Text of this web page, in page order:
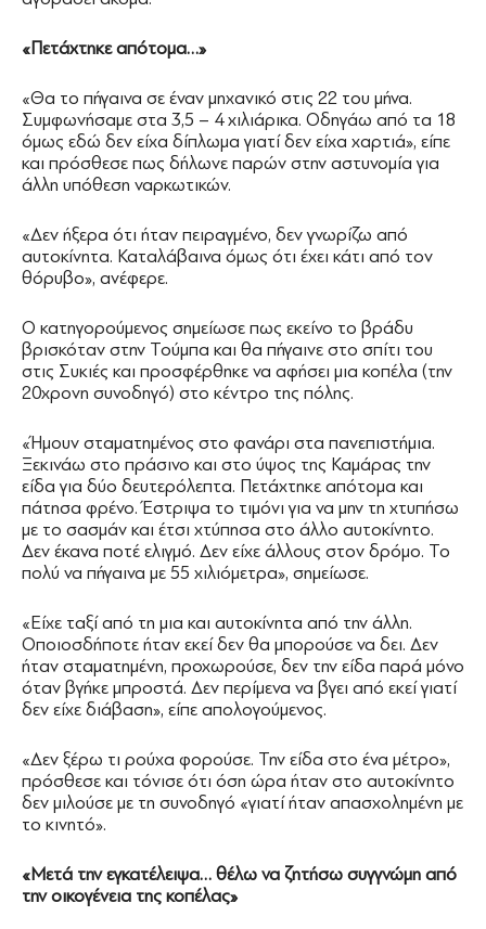
«Πετάχτηκε απότομα…»
«Θα το πήγαινα σε έναν μηχανικό στις 22 του μήνα.
Συμφωνήσαμε στα 3,5 – 4 χιλιάρικα. Οδηγάω από τα 18
όμως εδώ δεν είχα δίπλωμα γιατί δεν είχα χαρτιά», είπε
και πρόσθεσε πως δήλωνε παρών στην αστυνομία για
άλλη υπόθεση ναρκωτικών.
«Δεν ήξερα ότι ήταν πειραγμένο, δεν γνωρίζω από
αυτοκίνητα. Καταλάβαινα όμως ότι έχει κάτι από τον
θόρυβο», ανέφερε.
Ο κατηγορούμενος σημείωσε πως εκείνο το βράδυ
βρισκόταν στην Τούμπα και θα πήγαινε στο σπίτι του
στις Συκιές και προσφέρθηκε να αφήσει μια κοπέλα (την
20χρονη συνοδηγό) στο κέντρο της πόλης.
«Ήμουν σταματημένος στο φανάρι στα πανεπιστήμια.
Ξεκινάω στο πράσινο και στο ύψος της Καμάρας την
είδα για δύο δευτερόλεπτα. Πετάχτηκε απότομα και
πάτησα φρένο. Έστριψα το τιμόνι για να μην τη χτυπήσω
με το σασμάν και έτσι χτύπησα στο άλλο αυτοκίνητο.
Δεν έκανα ποτέ ελιγμό. Δεν είχε άλλους στον δρόμο. Το
πολύ να πήγαινα με 55 χιλιόμετρα», σημείωσε.
«Είχε ταξί από τη μια και αυτοκίνητα από την άλλη.
Οποιοσδήποτε ήταν εκεί δεν θα μπορούσε να δει. Δεν
ήταν σταματημένη, προχωρούσε, δεν την είδα παρά μόνο
όταν βγήκε μπροστά. Δεν περίμενα να βγει από εκεί γιατί
δεν είχε διάβαση», είπε απολογούμενος.
«Δεν ξέρω τι ρούχα φορούσε. Την είδα στο ένα μέτρο»,
πρόσθεσε και τόνισε ότι όση ώρα ήταν στο αυτοκίνητο
δεν μιλούσε με τη συνοδηγό «γιατί ήταν απασχολημένη με
το κινητό».
«Μετά την εγκατέλειψα… θέλω να ζητήσω συγγνώμη από
την οικογένεια της κοπέλας»